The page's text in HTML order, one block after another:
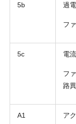
5b 過
フ
5c 電
フ
路
A1 ア